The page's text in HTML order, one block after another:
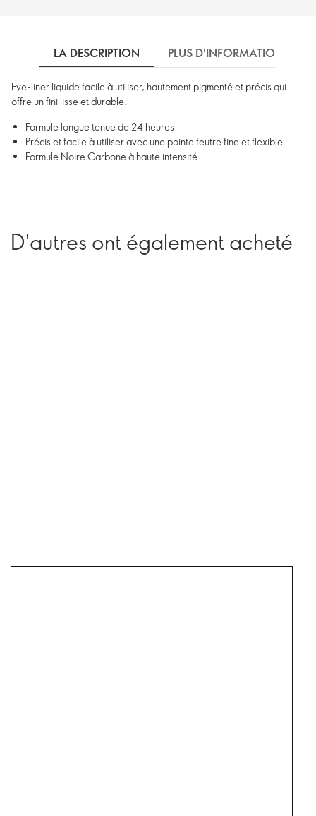
LA DESCRIPTION PLUS D'INFORMATIONS
Eye-liner liquide facile à utiliser, hautement pigmenté et précis qui
offre un fini lisse et durable.
Formule longue tenue de 24 heures
Précis et facile à utiliser avec une pointe feutre fine et flexible.
Formule Noire Carbone à haute intensité.
D'autres ont également acheté